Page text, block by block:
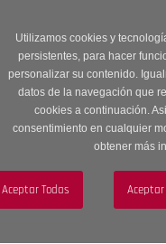
Utilizamos cookies y
persistentes, para hacer
personalizar su contenido.
datos de la navegación que
cookies a continuación.
consentimiento en cualquier
obtener más
descuento en
navigation
Menú